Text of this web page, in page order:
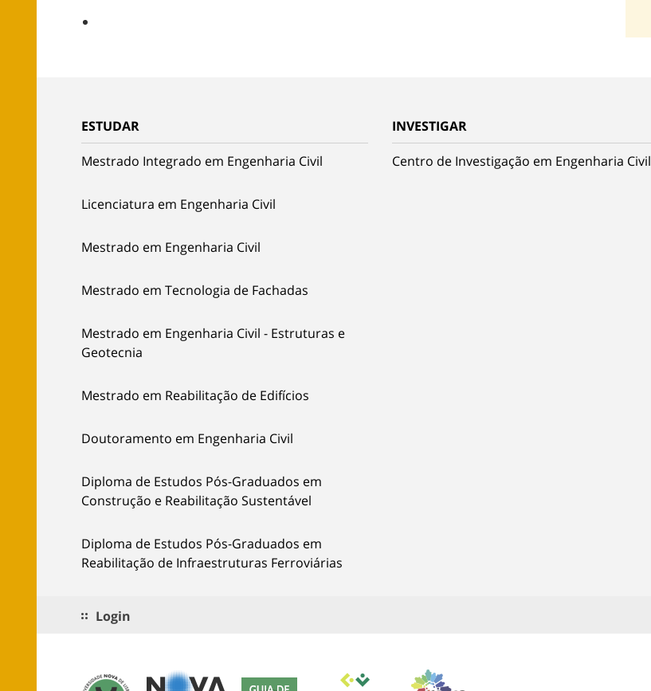
ESTUDAR
Mestrado Integrado em Engenharia Civil
Licenciatura em Engenharia Civil
Mestrado em Engenharia Civil
Mestrado em Tecnologia de Fachadas
Mestrado em Engenharia Civil - Estruturas e
Geotecnia
Mestrado em Reabilitação de Edifícios
Doutoramento em Engenharia Civil
Diploma de Estudos Pós-Graduados em
Construção e Reabilitação Sustentável
Diploma de Estudos Pós-Graduados em
Reabilitação de Infraestruturas Ferroviárias
INVESTIGAR
Centro de Investigação em Engenharia Civil
Login